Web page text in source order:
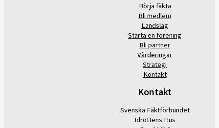
Börja fäkta
Bli medlem
Landslag
Starta en förening
Bli partner
Värderingar
Strategi
Kontakt
Kontakt
Svenska Fäktförbundet
Idrottens Hus